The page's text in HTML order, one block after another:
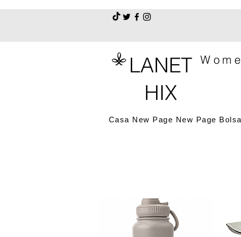
LANET
HIX
Casa New Page New Page